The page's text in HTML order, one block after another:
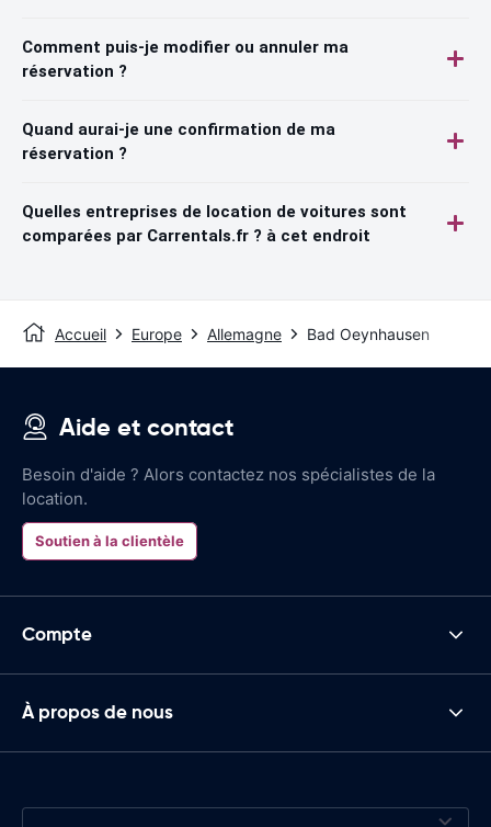
Comment puis-je modifier ou annuler ma
réservation ?
Quand aurai-je une confirmation de ma
réservation ?
Quelles entreprises de location de voitures sont
comparées par Carrentals.fr ? à cet endroit
Accueil Europe Allemagne Bad Oeynhausen
Aide et contact
Besoin d'aide ? Alors contactez nos spécialistes de la
location.
Soutien à la clientèle
Compte
À propos de nous